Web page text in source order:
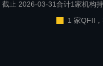
截止 2026-03-31合计1家机构
1 家QFII